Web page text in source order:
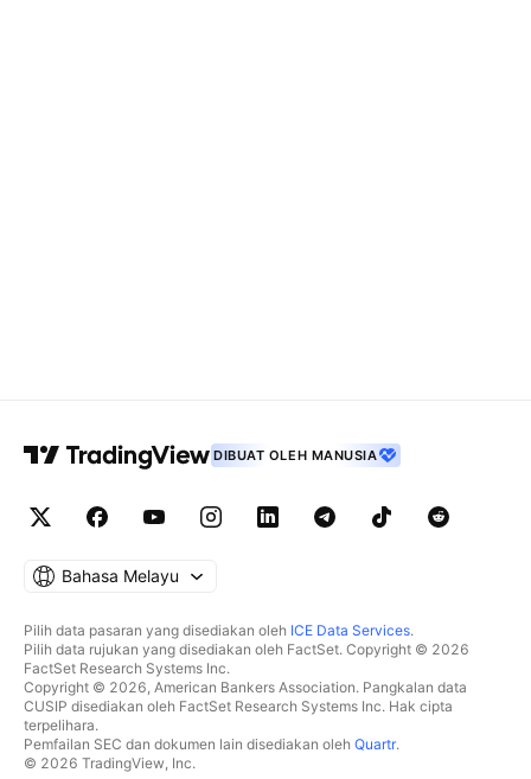
DIBUAT OLEH MANUSIA
Bahasa Melayu
Pilih data pasaran yang disediakan oleh ICE Data Services.
Pilih data rujukan yang disediakan oleh FactSet. Copyright © 2026
FactSet Research Systems Inc.
Copyright © 2026, American Bankers Association. Pangkalan data
CUSIP disediakan oleh FactSet Research Systems Inc. Hak cipta
terpelihara.
Pemfailan SEC dan dokumen lain disediakan oleh Quartr.
© 2026 TradingView, Inc.